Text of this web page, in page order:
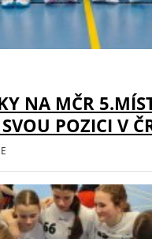
NA MČR
POZICI V